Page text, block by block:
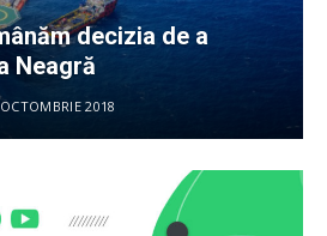
decizia de a
Neagră
2018